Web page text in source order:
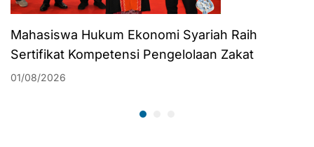
Mahasiswa Hukum Ekonomi Syariah Raih
Sertifikat Kompetensi Pengelolaan Zakat
01/08/2026